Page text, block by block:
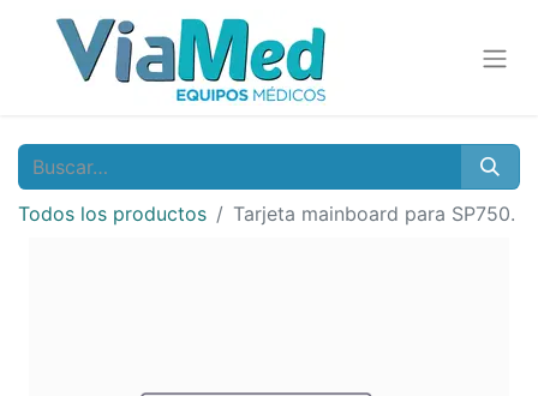
Todos los productos Tarjeta mainboard para SP750.